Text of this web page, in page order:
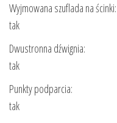
Wyjmowana szuflada na ścinki:
tak
Dwustronna dźwignia:
tak
Punkty podparcia:
tak